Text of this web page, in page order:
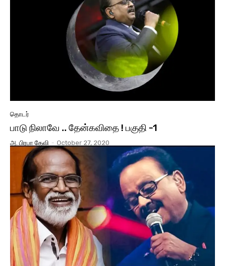
தொடர்
பாடு நிலாவே .. தேன்கவிதை ! பகுதி -1
அ. பிரபா தேவி - October 27, 2020